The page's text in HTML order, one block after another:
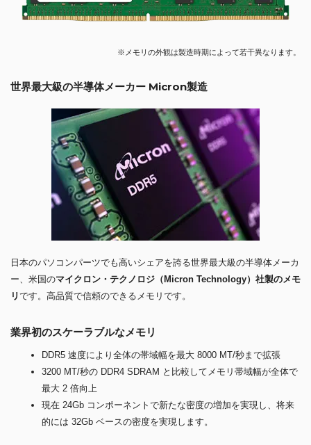
※メモリの外観は製造時期によって若干異なります。
世界最大級の半導体メーカー Micron製造
日本のパソコンパーツでも高いシェアを誇る世界最大級の半導体メーカ
ー、米国のマイクロン・テクノロジ（Micron Technology）社製のメモ
リです。高品質で信頼のできるメモリです。
業界初のスケーラブルなメモリ
DDR5 速度により全体の帯域幅を最大 8000 MT/秒まで拡張
3200 MT/秒の DDR4 SDRAM と比較してメモリ帯域幅が全体で
最大 2 倍向上
現在 24Gb コンポーネントで新たな密度の増加を実現し、将来
的には 32Gb ベースの密度を実現します。